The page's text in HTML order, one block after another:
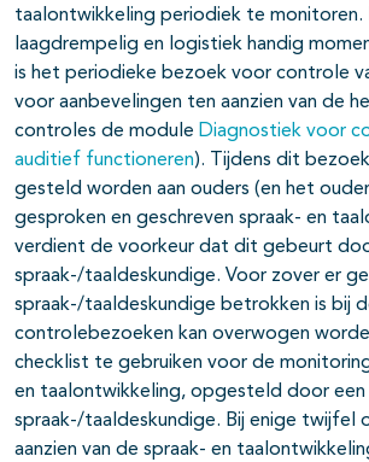
taalontwikkeling periodiek te monitoren.
laagdrempelig en logistiek handig
is het periodieke bezoek voor controle
voor aanbevelingen ten aanzien van de
controles de module Diagnostiek voor
auditief functioneren). Tijdens dit
gesteld worden aan ouders (en het
gesproken en geschreven spraak- en
verdient de voorkeur dat dit gebeurt
spraak-/taaldeskundige. Voor zover er
spraak-/taaldeskundige betrokken is bij
controlebezoeken kan overwogen
checklist te gebruiken voor de
en taalontwikkeling, opgesteld door een
spraak-/taaldeskundige. Bij enige twijfel
aanzien van de spraak- en